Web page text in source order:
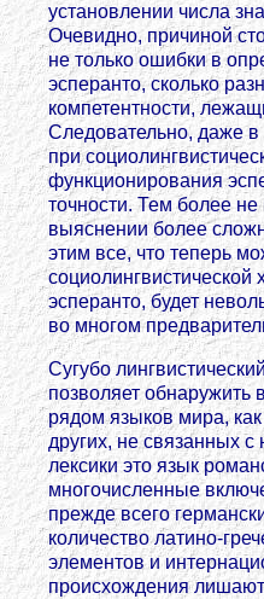
установлении числа
Очевидно, причиной
не только ошибки в
эсперанто, сколько
компетентности,
Следовательно, даже
при
функционирования
точности. Тем более
выяснении более
этим все, что теперь
социолингвистической
эсперанто, будет
во многом
Сугубо
позволяет обнаружить
рядом языков мира,
других, не связанных
лексики это язык
многочисленные
прежде всего
количество латино-
элементов и
происхождения